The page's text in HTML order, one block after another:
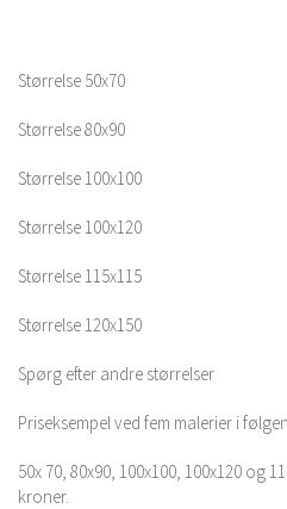
Størrelse
Størrelse
Størrelse
Størrelse
Størrelse
Størrelse
Spørg efter andre størrelser
Priseksempel ved fem malerier i
50x 70, 80x90, 100x100,
kroner.